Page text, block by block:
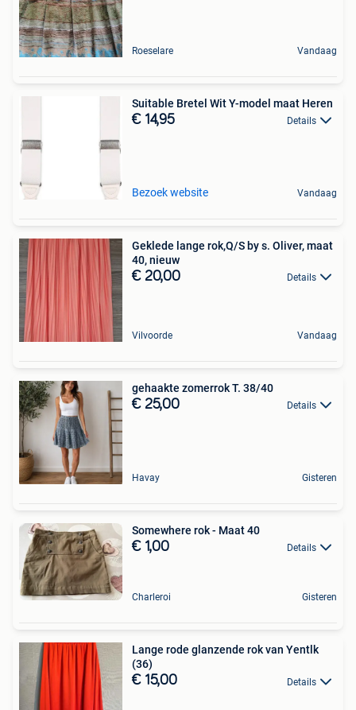
Roeselare Vandaag
Suitable Bretel Wit Y-model maat Heren
€ 14,95 Details
Bezoek website Vandaag
Geklede lange rok,Q/S by s. Oliver, maat
40, nieuw
€ 20,00 Details
Vilvoorde Vandaag
gehaakte zomerrok T. 38/40
€ 25,00 Details
Havay Gisteren
Somewhere rok - Maat 40
€ 1,00 Details
Charleroi Gisteren
Lange rode glanzende rok van Yentlk
(36)
€ 15,00 Details